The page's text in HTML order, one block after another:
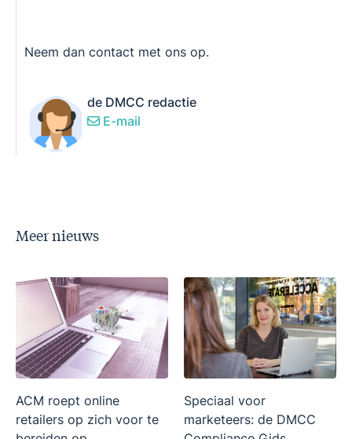
Neem dan contact met ons op.
de DMCC redactie
E-mail
Meer nieuws
ACM roept online
retailers op zich voor te
Speciaal voor
marketeers: de DMCC